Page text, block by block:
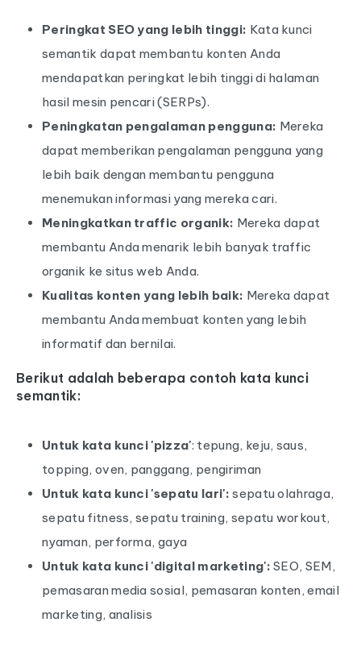
Peringkat SEO yang lebih tinggi: Kata kunci
semantik dapat membantu konten Anda
mendapatkan peringkat lebih tinggi di halaman
hasil mesin pencari (SERPs).
Peningkatan pengalaman pengguna: Mereka
dapat memberikan pengalaman pengguna yang
lebih baik dengan membantu pengguna
menemukan informasi yang mereka cari.
Meningkatkan traffic organik: Mereka dapat
membantu Anda menarik lebih banyak traffic
organik ke situs web Anda.
Kualitas konten yang lebih baik: Mereka dapat
membantu Anda membuat konten yang lebih
informatif dan bernilai.
Berikut adalah beberapa contoh kata kunci
semantik:
Untuk kata kunci 'pizza': tepung, keju, saus,
topping, oven, panggang, pengiriman
Untuk kata kunci 'sepatu lari': sepatu olahraga,
sepatu fitness, sepatu training, sepatu workout,
nyaman, performa, gaya
Untuk kata kunci 'digital marketing': SEO, SEM,
pemasaran media sosial, pemasaran konten, email
marketing, analisis